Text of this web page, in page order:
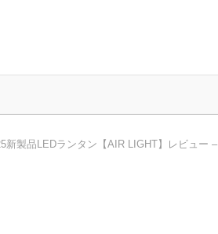
新製品LEDランタン【AIR LIGHT】レビュー –